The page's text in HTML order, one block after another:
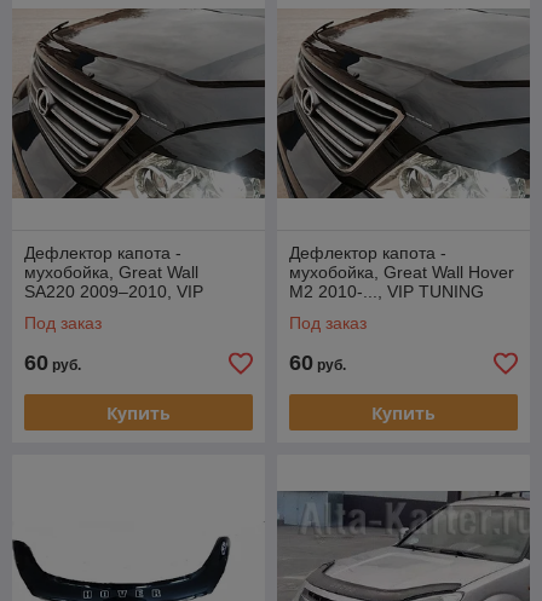
Дефлектор капота -
мухобойка, Great Wall
SA220 2009–2010, VIP
Под заказ
60 руб.
Купить
Дефлектор капота -
мухобойка, Great Wall Hover
M2 2010-..., VIP TUNING
Под заказ
60 руб.
Купить